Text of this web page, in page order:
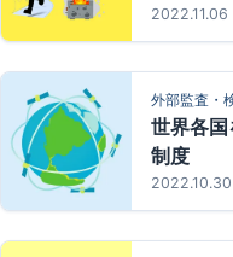
2022.11.06
外部監査・
世界各
制度
2022.10.30